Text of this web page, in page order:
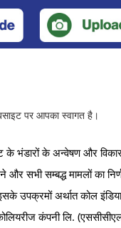
पर आपका स्वागत है।
के भंडारों के अन्वेषण और
और सभी सम्बद्ध मामलों का
इसके उपक्रमों अर्थात कोल
कंपनी लि.